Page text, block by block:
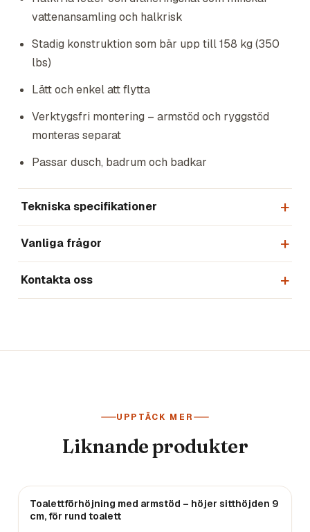
vattenansamling och halkrisk
Stadig konstruktion som bär upp till 158 kg (350
lbs)
Lätt och enkel att flytta
Verktygsfri montering – armstöd och ryggstöd
monteras separat
Passar dusch, badrum och badkar
Tekniska specifikationer
Vanliga frågor
Kontakta oss
UPPTÄCK MER
Liknande produkter
REA
Toalettförhöjning med armstöd – höjer sitthöjden 9
cm, för rund toalett